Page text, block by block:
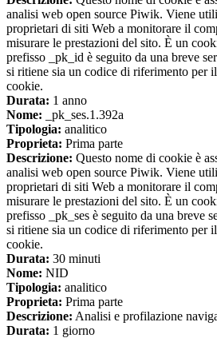
analisi web open source Piwik. Viene
proprietari di siti Web a monitorare il
misurare le prestazioni del sito. È un
prefisso _pk_id è seguito da una breve
si ritiene sia un codice di riferimento per
cookie.
Durata: 1 anno
Nome: _pk_ses.1.392a
Tipologia: analitico
Proprieta: Prima parte
Descrizione: Questo nome di cookie è
analisi web open source Piwik. Viene
proprietari di siti Web a monitorare il
misurare le prestazioni del sito. È un
prefisso _pk_ses è seguito da una breve
si ritiene sia un codice di riferimento per
cookie.
Durata: 30 minuti
Nome: NID
Tipologia: analitico
Proprieta: Prima parte
Descrizione: Analisi e profilazione
Durata: 1 giorno